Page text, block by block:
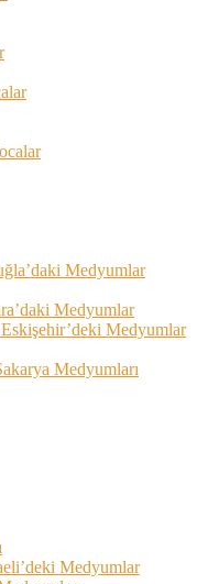
Medyumlar
Medyumlar
Medyumlar
Medyumları
Medyumlar